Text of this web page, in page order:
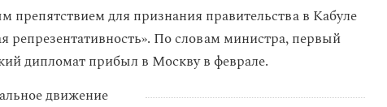
препятствием для признания правительства в Кабуле
репрезентативность». По словам министра, первый
дипломат прибыл в Москву в феврале.
движение